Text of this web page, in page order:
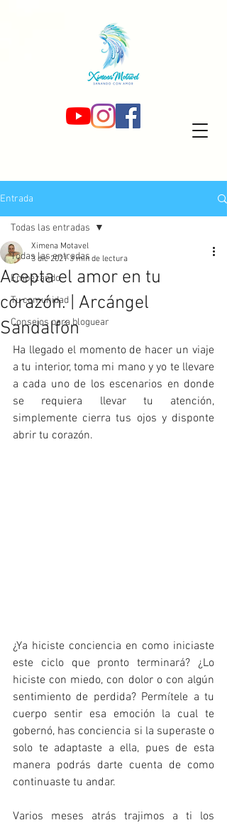
Entrada
Todas las entradas
Empezando
Tu comunidad
Consejos para bloguear
Todas las entradas
Acepta el amor en tu
corazón. | Arcángel
Sandalfón
Ximena Motavel
3 dic 2021 3 min de lectura
Ha llegado el momento de hacer un viaje
a tu interior, toma mi mano y yo te llevare
a cada uno de los escenarios en donde
se requiera llevar tu atención,
simplemente cierra tus ojos y disponte
abrir tu corazón.
¿Ya hiciste conciencia en como iniciaste
este ciclo que pronto terminará? ¿Lo
hiciste con miedo, con dolor o con algún
sentimiento de perdida? Permítele a tu
cuerpo sentir esa emoción la cual te
gobernó, has conciencia si la superaste o
solo te adaptaste a ella, pues de esta
manera podrás darte cuenta de como
continuaste tu andar.
Varios meses atrás trajimos a ti los